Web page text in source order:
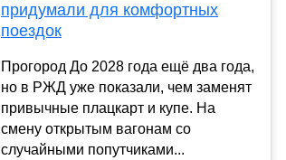
придумали для комфортных
поездок
Прогород До 2028 года ещё два года,
но в РЖД уже показали, чем заменят
привычные плацкарт и купе. На
смену открытым вагонам со
случайными попутчиками...